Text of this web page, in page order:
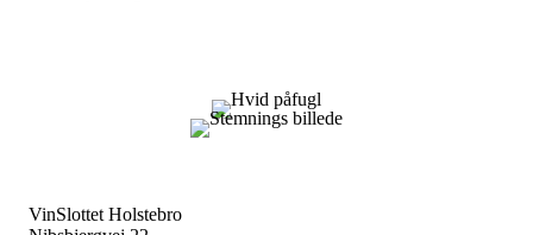
VinSlottet Holstebro